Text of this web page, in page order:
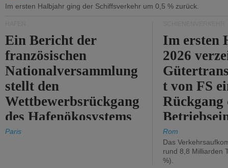
Im ersten Halbjahr ging der Schiffsverkehr um 0,5 % zurück.
Ein Bericht der
französischen
Nationalversammlung
stellt den
Wettbewerbsrückgang
des Hafenökosystems
des Staates fest.
Paris
Im ersten
2026
t von FS
Rückgang
um 2,7 %.
Rom
Das
rund 8,8 Milliarden
%).